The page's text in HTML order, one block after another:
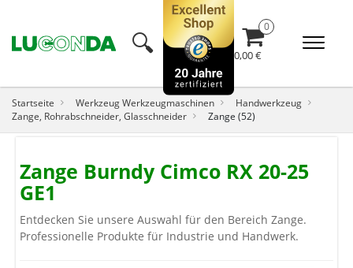
🔍︎ 0,00 €
Startseite Werkzeug Werkzeugmaschinen
Handwerkzeug
Zange, Rohrabschneider, Glasschneider
Zange (52)
Zange Burndy Cimco RX 20-25
GE1
Entdecken Sie unsere Auswahl für den Bereich Zange.
Professionelle Produkte für Industrie und Handwerk.